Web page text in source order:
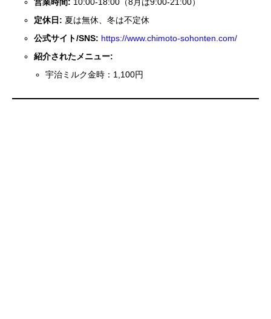
定休日: 夏は無休、冬は不定休
公式サイト/SNS: https://www.chimoto-sohonten.com/
紹介されたメニュー:
宇治ミルク金時：1,100円